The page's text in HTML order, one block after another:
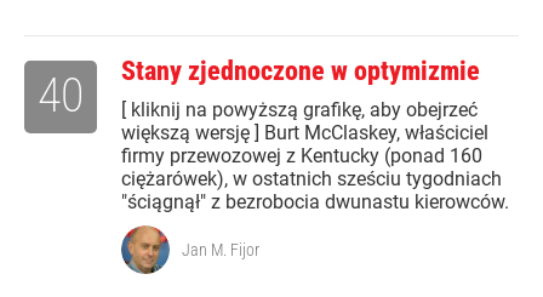
Stany zjednoczone w optymizmie
[ kliknij na powyższą grafikę, aby obejrzeć
większą wersję ] Burt McClaskey, właściciel
firmy przewozowej z Kentucky (ponad 160
ciężarówek), w ostatnich sześciu tygodniach
"ściągnął" z bezrobocia dwunastu kierowców.
40
Jan M. Fijor